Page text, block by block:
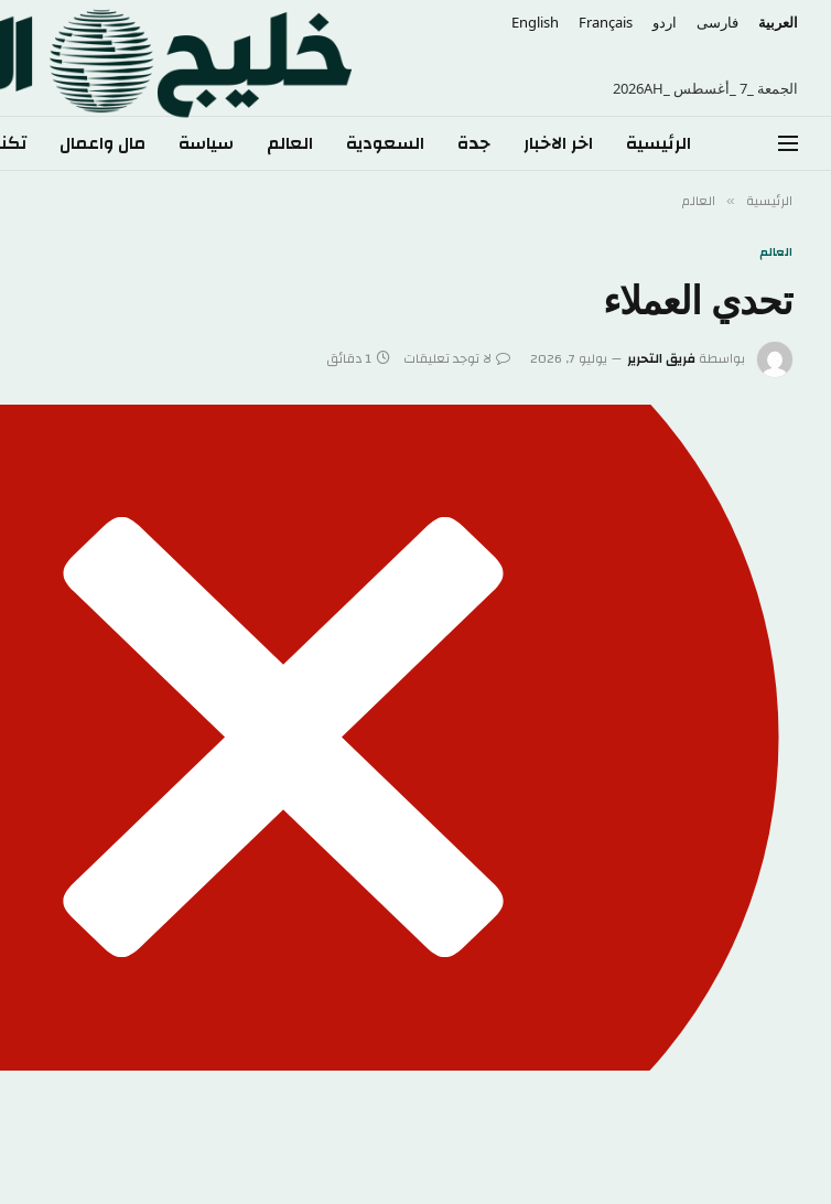
العربية فارسی اردو English Français
الجمعة _7 _أغسطس _2026AH
الرئيسية اخر الاخبار جدة السعودية العالم سياسة مال واعمال
الرئيسية » العالم
العالم
تحدي العملاء
بواسطةفريق التحرير يوليو 7, 2026 لا توجد تعليقات 1 دقائق